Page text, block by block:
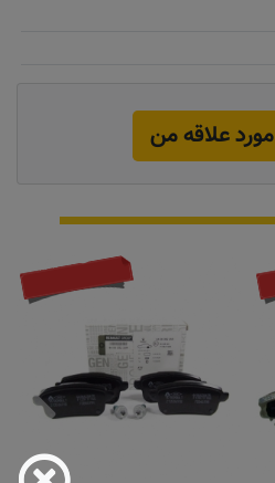
مورد علاقه من
تماس بگیرید